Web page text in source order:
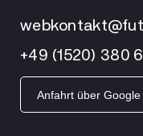
+49 (1520) 380
Anfahrt über